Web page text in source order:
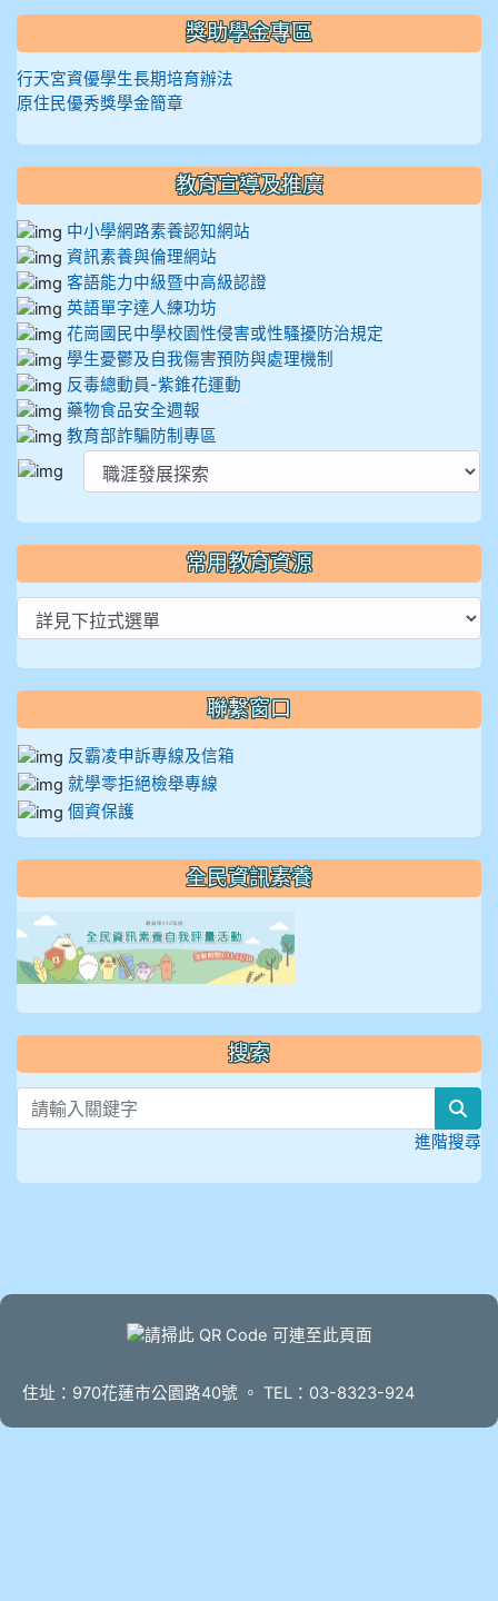
獎助學金專區
行天宮資優學生長期培育辦法
原住民優秀獎學金簡章
教育宣導及推廣
中小學網路素養認知網站
資訊素養與倫理網站
客語能力中級暨中高級認證
英語單字達人練功坊
花崗國民中學校園性侵害或性騷擾防治規定
學生憂鬱及自我傷害預防與處理機制
反毒總動員-紫錐花運動
藥物食品安全週報
教育部詐騙防制專區
常用教育資源
聯繫窗口
反霸凌申訴專線及信箱
就學零拒絕檢舉專線
個資保護
全民資訊素養
搜索
進階搜尋
住址：970花蓮市公園路40號 。 TEL：03-8323-924